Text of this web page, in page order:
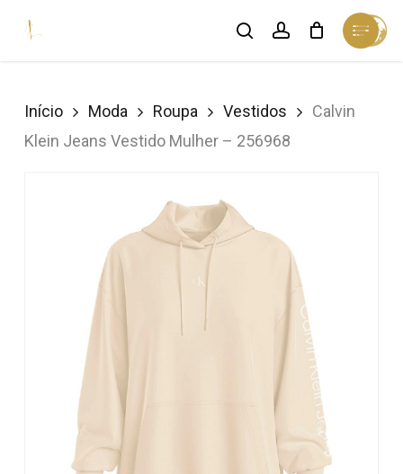
searchaccount
Menu
Close
Cart
Início Moda Roupa Vestidos
Calvin
Klein Jeans Vestido Mulher – 256968